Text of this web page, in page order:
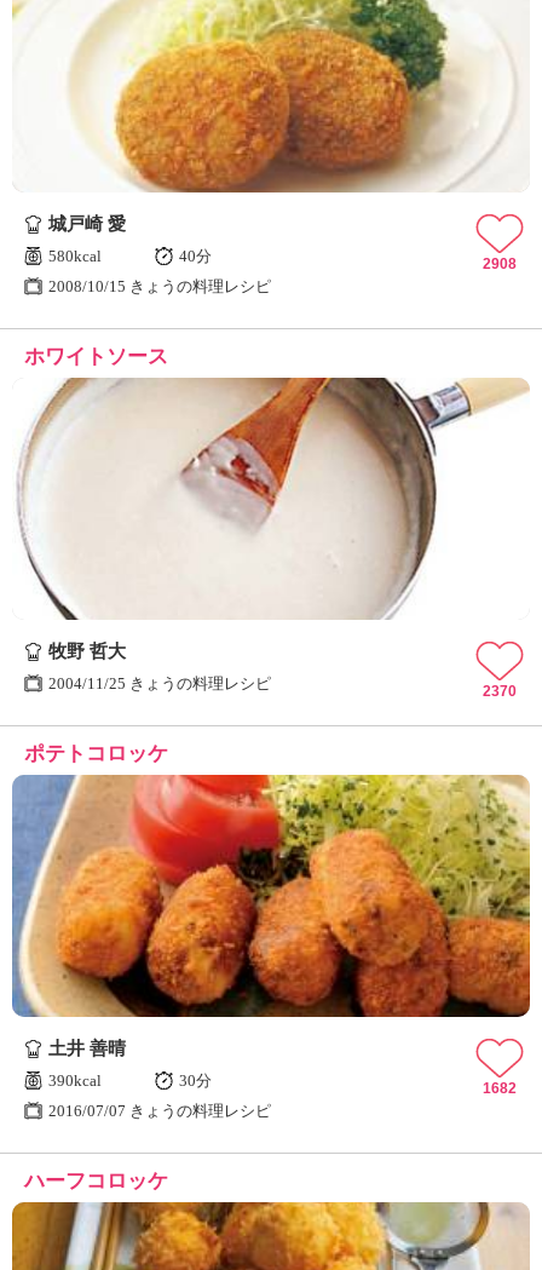
城戸崎 愛
580kcal
40分
2008/10/15 きょうの料理レシピ
2908
ホワイトソース
牧野 哲大
2004/11/25 きょうの料理レシピ 2370
ポテトコロッケ
土井 善晴
390kcal
30分
2016/07/07 きょうの料理レシピ
1682
ハーフコロッケ